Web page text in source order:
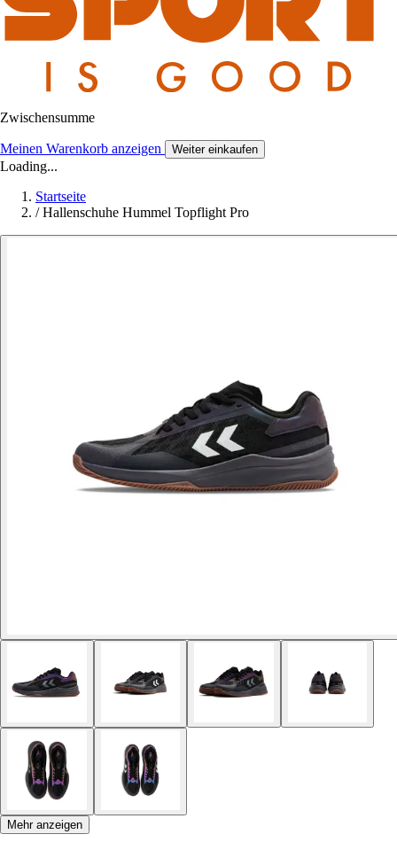
Zwischensumme
Meinen Warenkorb anzeigen Weiter einkaufen
Loading...
Startseite
/ Hallenschuhe Hummel Topflight Pro
Mehr anzeigen